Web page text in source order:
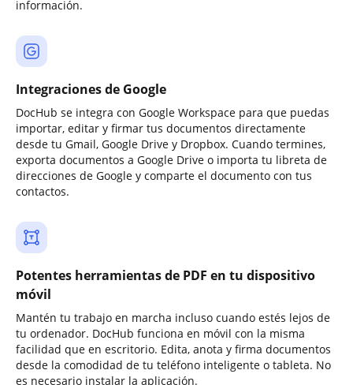
información.
Integraciones de Google
DocHub se integra con Google Workspace para que puedas
importar, editar y firmar tus documentos directamente
desde tu Gmail, Google Drive y Dropbox. Cuando termines,
exporta documentos a Google Drive o importa tu libreta de
direcciones de Google y comparte el documento con tus
contactos.
Potentes herramientas de PDF en tu dispositivo
móvil
Mantén tu trabajo en marcha incluso cuando estés lejos de
tu ordenador. DocHub funciona en móvil con la misma
facilidad que en escritorio. Edita, anota y firma documentos
desde la comodidad de tu teléfono inteligente o tableta. No
es necesario instalar la aplicación.